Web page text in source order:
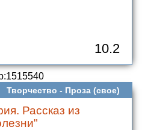
10.2
Творчество - Проза (свое)
Рассказ из